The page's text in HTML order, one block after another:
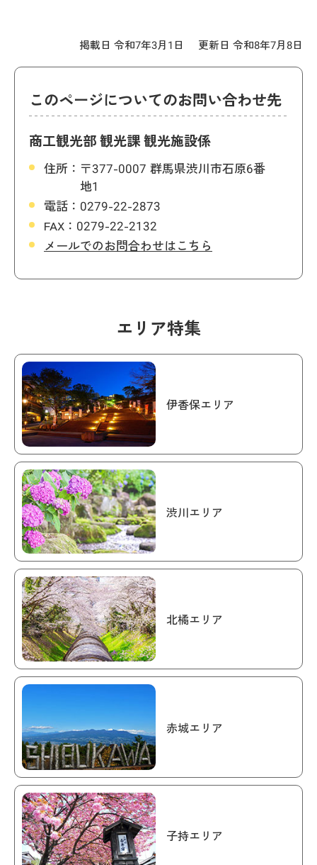
掲載日 令和7年3月1日 更新日 令和8年7月8日
このページについてのお問い合わせ先
商工観光部 観光課 観光施設係
住所： 〒377-0007 群馬県渋川市石原6番
地1
電話： 0279-22-2873
FAX： 0279-22-2132
メールでのお問合わせはこちら
エリア特集
伊香保エリア
渋川エリア
北橘エリア
赤城エリア
子持エリア